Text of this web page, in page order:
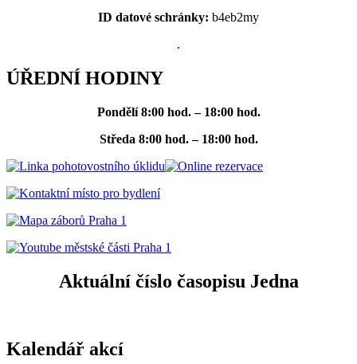
ID datové schránky: b4eb2my
.
ÚŘEDNÍ HODINY
Pondělí 8:00 hod. – 18:00 hod.
Středa 8:00 hod. – 18:00 hod.
Aktuální číslo časopisu Jedna
Kalendář akcí